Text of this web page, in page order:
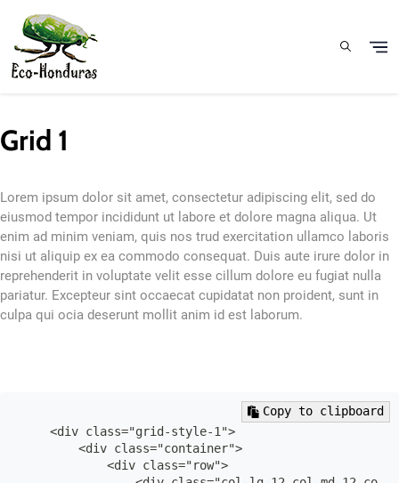
Grid 1
Lorem ipsum dolor sit amet, consectetur adipiscing elit, sed do
eiusmod tempor incididunt ut labore et dolore magna aliqua. Ut
enim ad minim veniam, quis nos trud exercitation ullamco laboris
nisi ut aliquip ex ea commodo consequat. Duis aute irure dolor in
reprehenderit in voluptate velit esse cillum dolore eu fugiat nulla
pariatur. Excepteur sint occaecat cupidatat non proident, sunt in
culpa qui ocia deserunt mollit anim id est laborum.
    <div class="grid-style-1">
        <div class="container">
            <div class="row">
Copy to clipboard